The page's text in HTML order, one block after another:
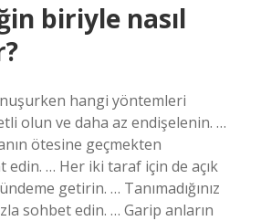
biriyle nasıl
hangi yöntemleri
olun ve daha az endişelenin. …
ötesine geçmekten
edin. … Her iki taraf için de açık
getirin. … Tanımadığınız
sohbet edin. … Garip anların